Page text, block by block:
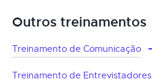
Outros treinamentos
Treinamento de Comunicação
Treinamento de Entrevistadores